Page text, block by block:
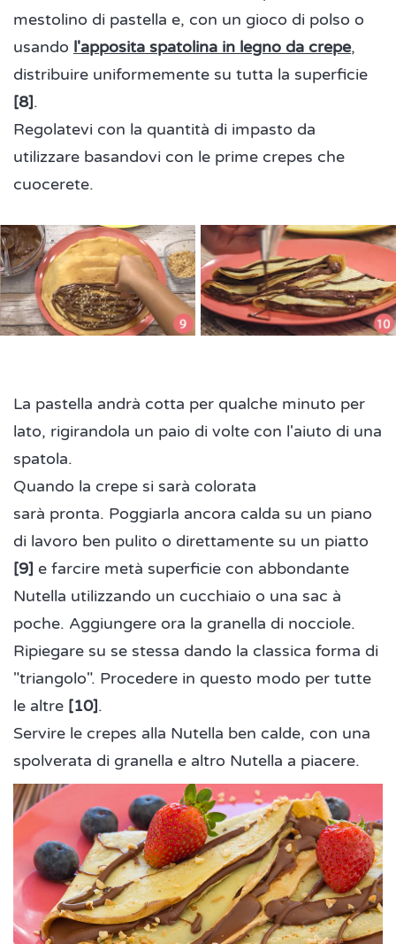
mestolino di pastella e, con un gioco di polso o
usando l'apposita spatolina in legno da crepe,
distribuire uniformemente su tutta la superficie
[8].
Regolatevi con la quantità di impasto da
utilizzare basandovi con le prime crepes che
cuocerete.
La pastella andrà cotta per qualche minuto per
lato, rigirandola un paio di volte con l'aiuto di una
spatola.
Quando la crepe si sarà colorata
sarà pronta. Poggiarla ancora calda su un piano
di lavoro ben pulito o direttamente su un piatto
[9] e farcire metà superficie con abbondante
Nutella utilizzando un cucchiaio o una sac à
poche. Aggiungere ora la granella di nocciole.
Ripiegare su se stessa dando la classica forma di
"triangolo". Procedere in questo modo per tutte
le altre [10].
Servire le crepes alla Nutella ben calde, con una
spolverata di granella e altro Nutella a piacere.